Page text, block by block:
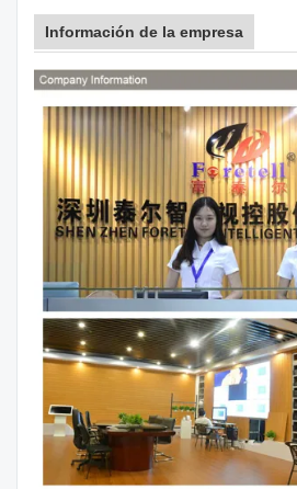
Información de la empresa